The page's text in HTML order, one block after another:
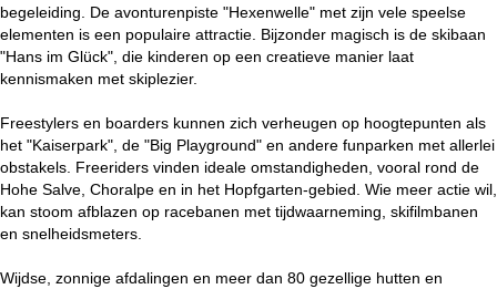
begeleiding. De avonturenpiste "Hexenwelle" met zijn vele speelse
elementen is een populaire attractie. Bijzonder magisch is de skibaan
"Hans im Glück", die kinderen op een creatieve manier laat
kennismaken met skiplezier.
Freestylers en boarders kunnen zich verheugen op hoogtepunten als
het "Kaiserpark", de "Big Playground" en andere funparken met allerlei
obstakels. Freeriders vinden ideale omstandigheden, vooral rond de
Hohe Salve, Choralpe en in het Hopfgarten-gebied. Wie meer actie wil,
kan stoom afblazen op racebanen met tijdwaarneming, skifilmbanen
en snelheidsmeters.
Wijdse, zonnige afdalingen en meer dan 80 gezellige hutten en